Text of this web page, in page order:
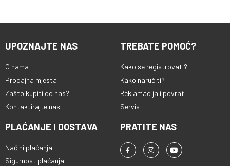
UPOZNAJTE NAS
O nama
Prodajna mjesta
Zašto kupiti od nas?
Kontaktirajte nas
TREBATE POMOĆ?
Kako se registrovati?
Kako naručiti?
Reklamacija i povrati
Servis
PLAĆANJE I DOSTAVA
Načini plaćanja
Sigurnost plaćanja
PRATITE NAS